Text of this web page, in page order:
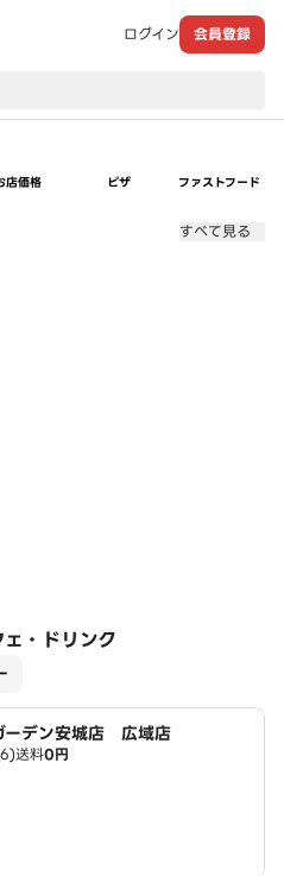
ログイン 会員登録
店価格 ピザ ファストフード
すべて見る
・ドリンク
ーデン安城店 広域店
送料0円